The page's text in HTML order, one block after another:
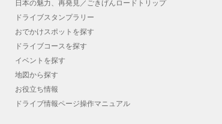
日本の魅力、再発見／ごきげんロードトリップ
ドライブスタンプラリー
おでかけスポットを探す
ドライブコースを探す
イベントを探す
地図から探す
お役立ち情報
ドライブ情報ページ操作マニュアル